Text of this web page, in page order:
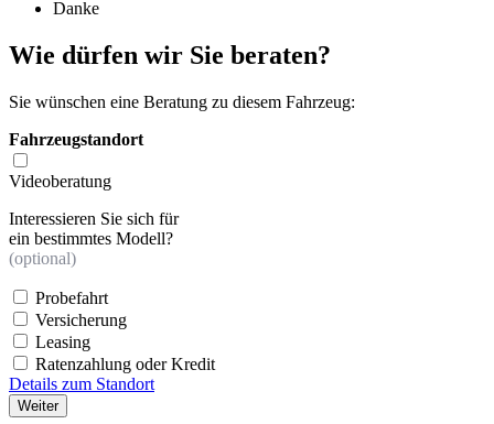
Danke
Wie dürfen wir Sie beraten?
Sie wünschen eine Beratung zu diesem Fahrzeug:
Fahrzeugstandort
Videoberatung
Interessieren Sie sich für
ein bestimmtes Modell?
(optional)
Probefahrt
Versicherung
Leasing
Ratenzahlung oder Kredit
Details zum Standort
Weiter